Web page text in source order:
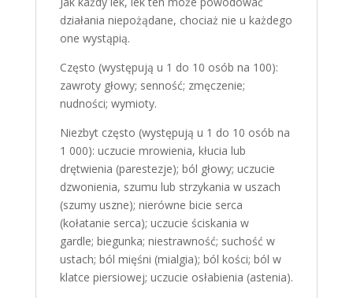
działania niepożądane, chociaż nie u każdego
one wystąpią.
Często (występują u 1 do 10 osób na 100):
zawroty głowy; senność; zmęczenie;
nudności; wymioty.
Niezbyt często (występują u 1 do 10 osób na
1 000): uczucie mrowienia, kłucia lub
drętwienia (parestezje); ból głowy; uczucie
dzwonienia, szumu lub strzykania w uszach
(szumy uszne); nierówne bicie serca
(kołatanie serca); uczucie ściskania w
gardle; biegunka; niestrawność; suchość w
ustach; ból mięśni (mialgia); ból kości; ból w
klatce piersiowej; uczucie osłabienia (astenia).